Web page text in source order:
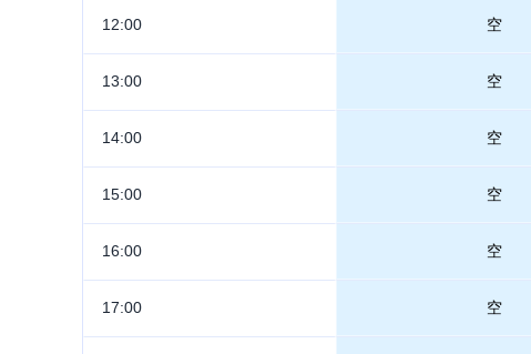
12:00 空
13:00 空
14:00 空
15:00 空
16:00 空
17:00 空